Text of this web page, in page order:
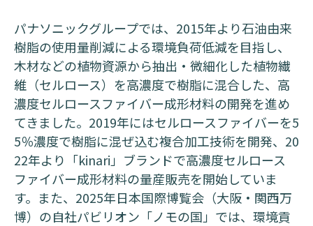
パナソニックグループでは、2015年より石油由来
樹脂の使用量削減による環境負荷低減を目指し、
木材などの植物資源から抽出・微細化した植物繊
維（セルロース）を高濃度で樹脂に混合した、高
濃度セルロースファイバー成形材料の開発を進め
てきました。 2019年にはセルロースファイバーを5
5％濃度で樹脂に混ぜ込む複合加工技術を開発、20
22年より「kinari」ブランドで高濃度セルロース
ファイバー成形材料の量産販売を開始していま
す。また、2025年日本国際博覧会（大阪・関西万
博）の自社パビリオン「ノモの国」では、環境貢